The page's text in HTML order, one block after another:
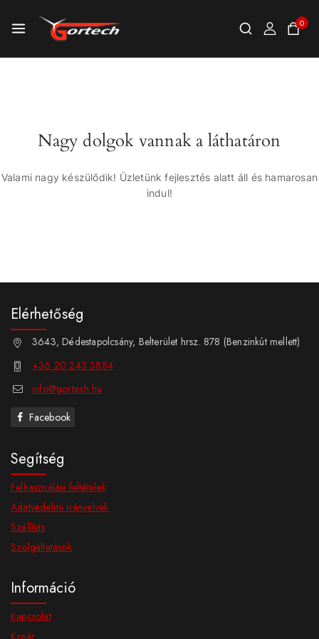
0
Nagy dolgok vannak a láthatáron
Valami nagy készülődik! Üzletünk fejlesztés alatt áll és hamarosan
indul!
Elérhetőség
3643, Dédestapolcsány, Belterület hrsz. 878 (Benzinkút mellett)
+36 20 243 3884
info@gortech.hu
Facebook
Segítség
Felhasználási feltételek
Adatvédelmi irányelvek
Szállítás
Szolgáltatások
Információ
Kapcsolat